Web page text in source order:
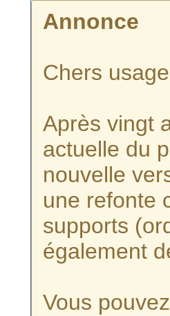
Annonce
Chers
Après vingt
actuelle du
nouvelle
une refonte
supports
également
Vous